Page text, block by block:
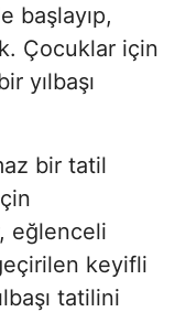
başlayıp,
Çocuklar için
yılbaşı
bir tatil
eğlenceli
keyifli
tatilini